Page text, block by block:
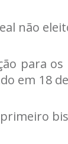
não
para
em 18
primeiro